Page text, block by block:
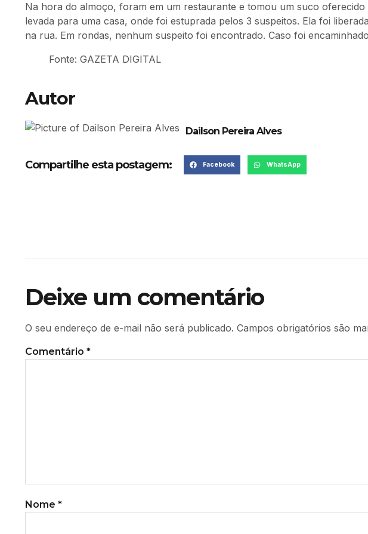
Na hora do almoço, foram em um restaurante e tomou um suco oferecido
levada para uma casa, onde foi estuprada pelos 3 suspeitos. Ela foi
na rua. Em rondas, nenhum suspeito foi encontrado. Caso foi
Fonte: GAZETA DIGITAL
Autor
Dailson Pereira Alves
Compartilhe esta postagem: Facebook WhatsApp
Deixe um comentário
O seu endereço de e-mail não será publicado. Campos obrigatórios são
Comentário *
Nome *